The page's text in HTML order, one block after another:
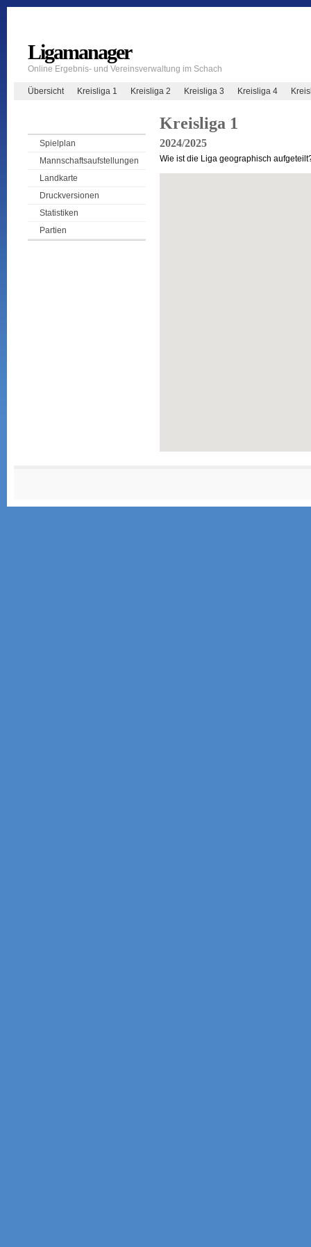
Ligamanager
Online Ergebnis- und Vereinsverwaltung im Schach
Übersicht Kreisliga 1 Kreisliga 2 Kreisliga 3 Kreisliga 4
Spielplan
Mannschaftsaufstellungen
Landkarte
Druckversionen
Statistiken
Partien
Kreisliga 1
2024/2025
Wie ist die Liga geographisch